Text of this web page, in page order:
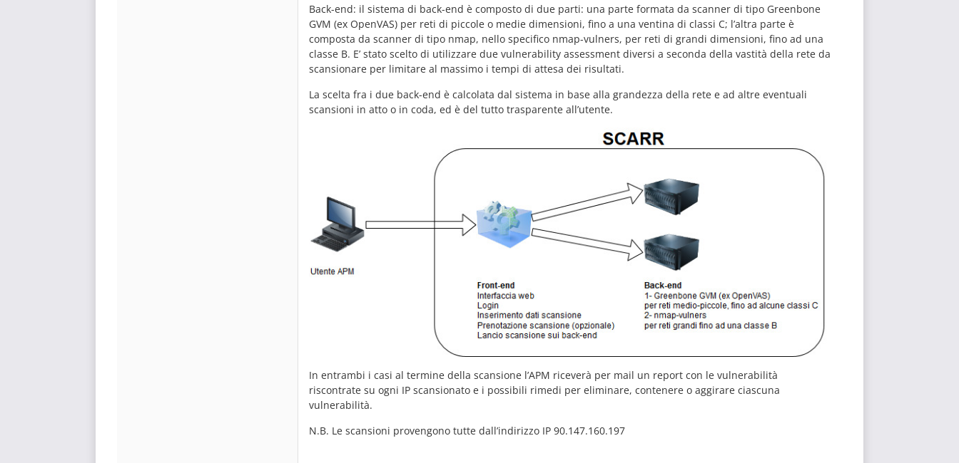
Back-end: il sistema di back-end è composto di due parti: una parte formata da scanner di tipo Greenbone
GVM (ex OpenVAS) per reti di piccole o medie dimensioni, fino a una ventina di classi C; l’altra parte è
composta da scanner di tipo nmap, nello specifico nmap-vulners, per reti di grandi dimensioni, fino ad una
classe B. E’ stato scelto di utilizzare due vulnerability assessment diversi a seconda della vastità della rete da
scansionare per limitare al massimo i tempi di attesa dei risultati.
La scelta fra i due back-end è calcolata dal sistema in base alla grandezza della rete e ad altre eventuali
scansioni in atto o in coda, ed è del tutto trasparente all’utente.
In entrambi i casi al termine della scansione l’APM riceverà per mail un report con le vulnerabilità
riscontrate su ogni IP scansionato e i possibili rimedi per eliminare, contenere o aggirare ciascuna
vulnerabilità.
N.B. Le scansioni provengono tutte dall’indirizzo IP 90.147.160.197